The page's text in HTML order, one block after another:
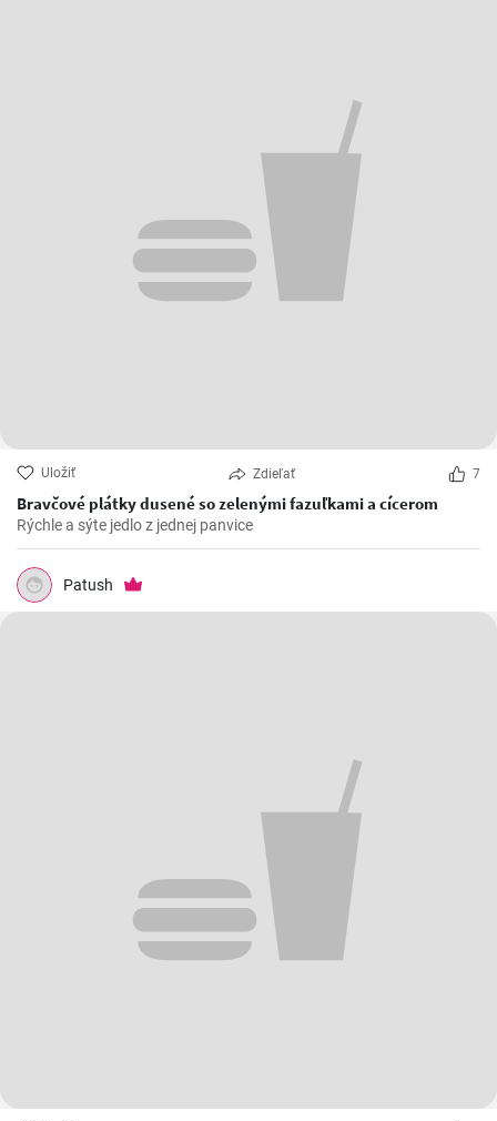
Uložiť Zdieľať 7
Bravčové plátky dusené so zelenými fazuľkami a cícerom
Rýchle a sýte jedlo z jednej panvice
Patush